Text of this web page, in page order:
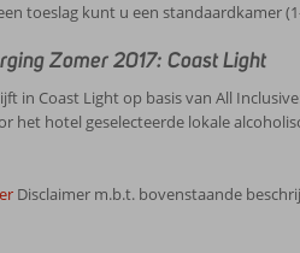
toeslag kunt u een standaardkamer
Zomer 2017: Coast Light
in Coast Light op basis van All
het hotel geselecteerde lokale
Disclaimer m.b.t. bovenstaande